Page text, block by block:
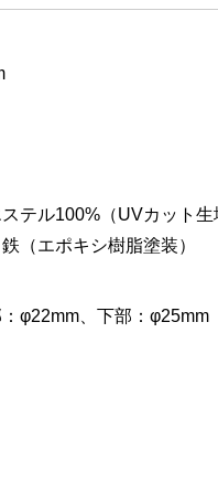
テル100%（UVカット生
（エポキシ樹脂塗装）
φ22mm、下部：φ25mm